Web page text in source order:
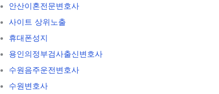
안산이혼전문변호사
사이트 상위노출
휴대폰성지
용인의정부검사출신변호사
수원음주운전변호사
수원변호사